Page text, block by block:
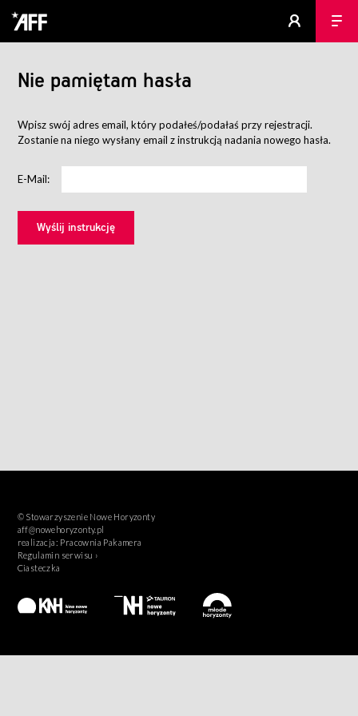
Nie pamiętam hasła
Wpisz swój adres email, który podałeś/podałaś przy rejestracji.
Zostanie na niego wysłany email z instrukcją nadania nowego hasła.
E-Mail:
© Stowarzyszenie Nowe Horyzonty
aff@nowehoryzonty.pl
realizacja: Pracownia Pakamera
Regulamin serwisu ›
Ciasteczka